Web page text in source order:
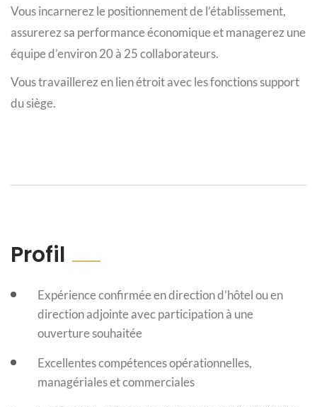
Vous incarnerez le positionnement de l’établissement,
assurerez sa performance économique et managerez une
équipe d’environ 20 à 25 collaborateurs.
Vous travaillerez en lien étroit avec les fonctions support
du siège.
Profil
Expérience confirmée en direction d’hôtel ou en
direction adjointe avec participation à une
ouverture souhaitée
Excellentes compétences opérationnelles,
managériales et commerciales